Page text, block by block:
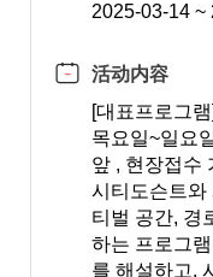
2025-03-14 ~
活动内容
[대표프로그
목요일~일요
앞 , 현장접수
시티도슨트와
티벌 공간, 경
하는 프로그
를 해설하고,